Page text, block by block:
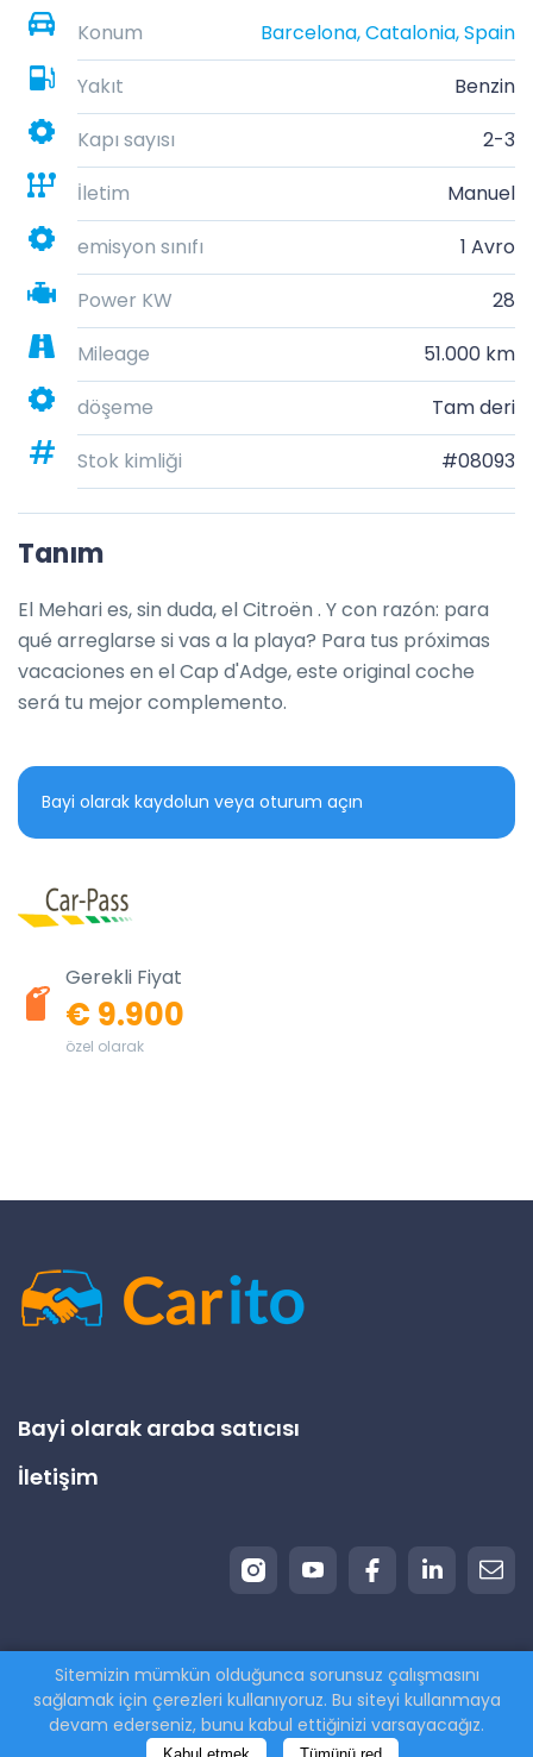
Konum
Barcelona, Catalonia, Spain
Yakıt
Benzin
Kapı sayısı
2-3
İletim
Manuel
emisyon sınıfı
1 Avro
Power KW
28
Mileage
51.000 km
döşeme
Tam deri
Stok kimliği
#08093
Tanım
El Mehari es, sin duda, el Citroën . Y con razón: para
qué arreglarse si vas a la playa? Para tus próximas
vacaciones en el Cap d'Adge, este original coche
será tu mejor complemento.
Bayi olarak kaydolun veya oturum açın
Gerekli Fiyat
€ 9.900
özel olarak
Bayi olarak araba satıcısı
İletişim
© 2026 Carito.com. | Tüm hakları saklıdır | Aracınızı
en iyi fiyata satın alıyoruz! | Powered byCodiCo.io
Sitemizin mümkün olduğunca sorunsuz çalışmasını
sağlamak için çerezleri kullanıyoruz. Bu siteyi kullanmaya
devam ederseniz, bunu kabul ettiğinizi varsayacağız.